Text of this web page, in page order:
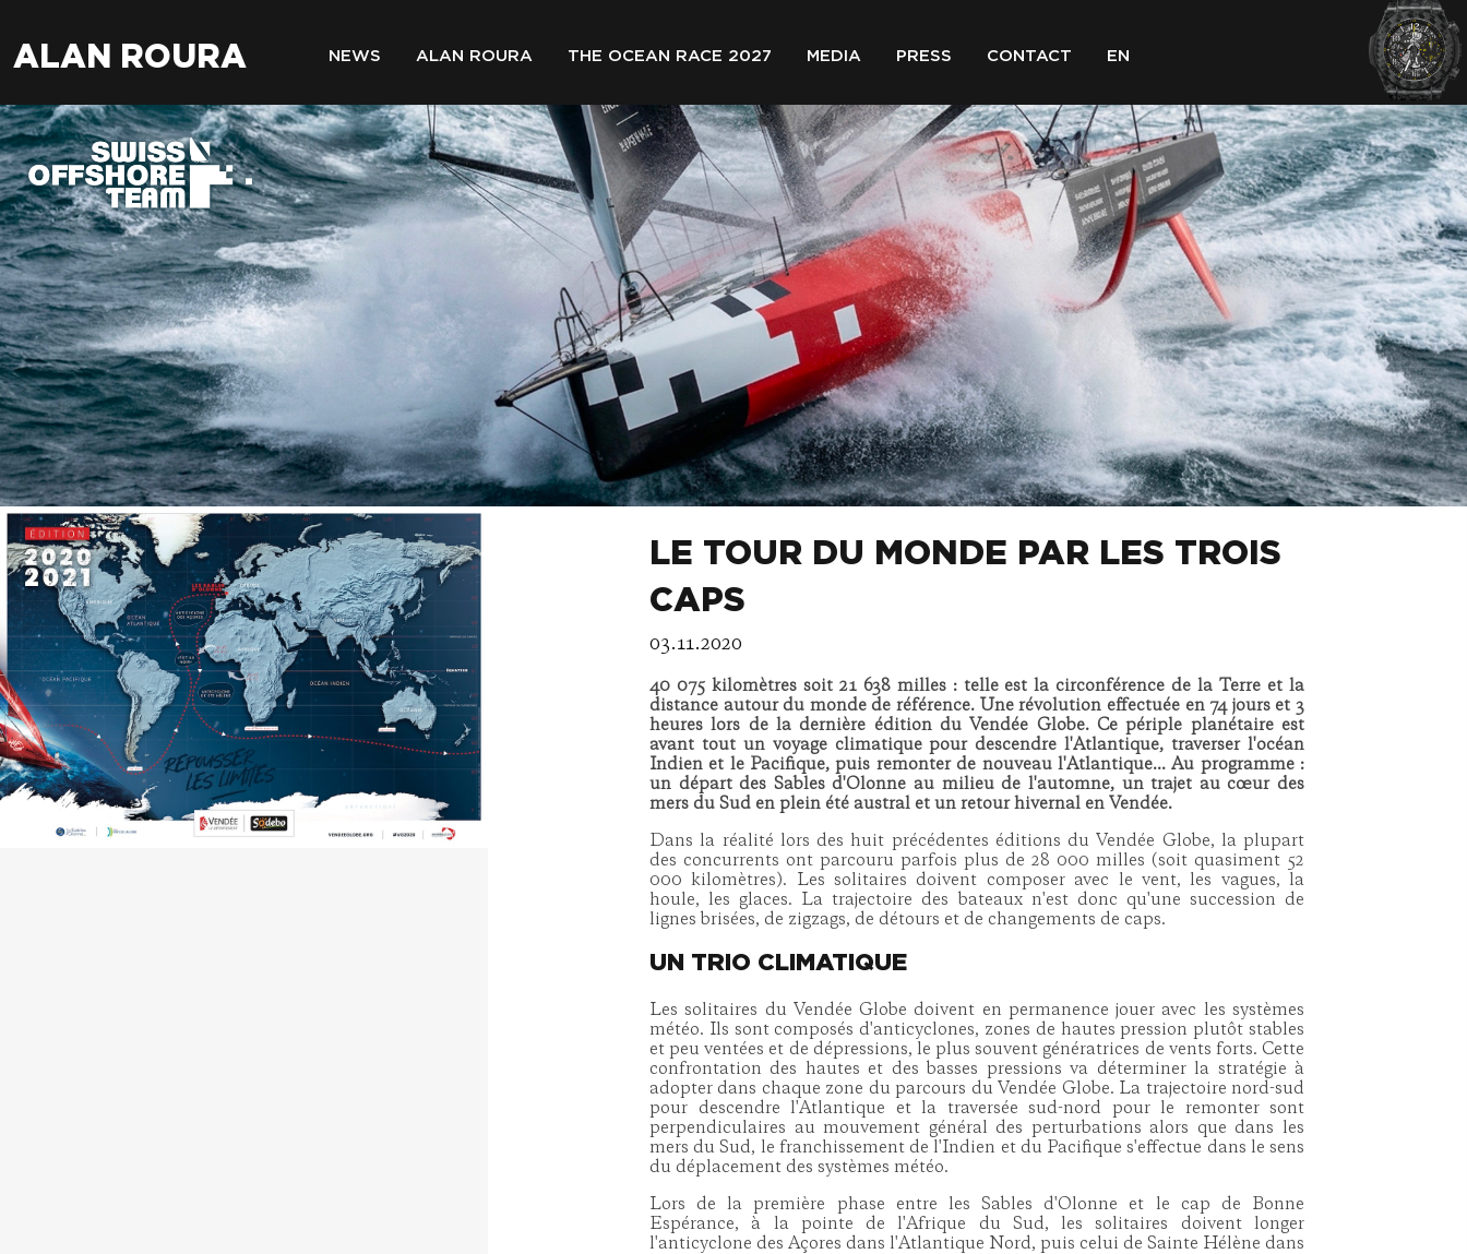
ALAN ROURA NEWS ALAN ROURA THE OCEAN RACE 2027 MEDIA PRESS CONTACT EN
LE TOUR DU MONDE PAR LES TROIS
CAPS
03.11.2020
40 075 kilomètres soit 21 638 milles : telle est la circonférence de la Terre et la
distance autour du monde de référence. Une révolution effectuée en 74 jours et 3
heures lors de la dernière édition du Vendée Globe. Ce périple planétaire est
avant tout un voyage climatique pour descendre l'Atlantique, traverser l'océan
Indien et le Pacifique, puis remonter de nouveau l'Atlantique... Au programme :
un départ des Sables d'Olonne au milieu de l'automne, un trajet au cœur des
mers du Sud en plein été austral et un retour hivernal en Vendée.
Dans la réalité lors des huit précédentes éditions du Vendée Globe, la plupart
des concurrents ont parcouru parfois plus de 28 000 milles (soit quasiment 52
000 kilomètres). Les solitaires doivent composer avec le vent, les vagues, la
houle, les glaces. La trajectoire des bateaux n'est donc qu'une succession de
lignes brisées, de zigzags, de détours et de changements de caps.
UN TRIO CLIMATIQUE
Les solitaires du Vendée Globe doivent en permanence jouer avec les systèmes
météo. Ils sont composés d'anticyclones, zones de hautes pression plutôt stables
et peu ventées et de dépressions, le plus souvent génératrices de vents forts. Cette
confrontation des hautes et des basses pressions va déterminer la stratégie à
adopter dans chaque zone du parcours du Vendée Globe. La trajectoire nord-sud
pour descendre l'Atlantique et la traversée sud-nord pour le remonter sont
perpendiculaires au mouvement général des perturbations alors que dans les
mers du Sud, le franchissement de l'Indien et du Pacifique s'effectue dans le sens
du déplacement des systèmes météo.
Lors de la première phase entre les Sables d'Olonne et le cap de Bonne
Espérance, à la pointe de l'Afrique du Sud, les solitaires doivent longer
l'anticyclone des Açores dans l'Atlantique Nord, puis celui de Sainte Hélène dans